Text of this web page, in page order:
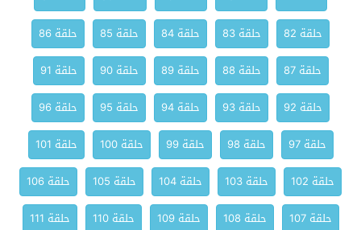
حلقة 82
حلقة 83 حلقة 84 حلقة 85
حلقة 86
حلقة 87
حلقة 88 حلقة 89 حلقة 90
حلقة 91
حلقة 92
حلقة 93 حلقة 94 حلقة 95
حلقة 96
حلقة 97
حلقة 98 حلقة 99 حلقة 100
حلقة 101
حلقة 102
حلقة 103 حلقة 104 حلقة 105
حلقة 106
حلقة 107
حلقة 108 حلقة 109 حلقة 110
حلقة 111